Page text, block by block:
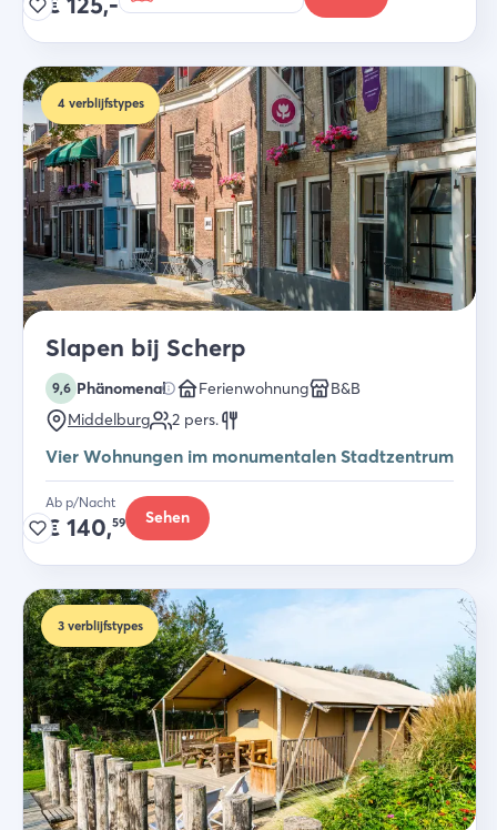
4 verblijfstypes
Slapen bij Scherp
9,6 Phänomenal Ferienwohnung
B&B
Middelburg
2 pers.
Vier Wohnungen im monumentalen Stadtzentrum
Ab p/Nacht
€ 140,59 Sehen
3 verblijfstypes